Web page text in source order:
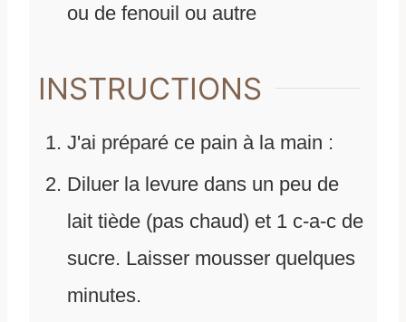
ou de fenouil ou autre
INSTRUCTIONS
J'ai préparé ce pain à la main :
Diluer la levure dans un peu de
lait tiède (pas chaud) et 1 c-a-c de
sucre. Laisser mousser quelques
minutes.